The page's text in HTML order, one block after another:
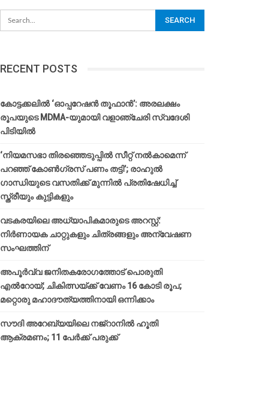
RECENT POSTS
കോട്ടക്കലിൽ ‘ഓപ്പറേഷൻ തൂഫാൻ’: അരലക്ഷം
രൂപയുടെ MDMA-യുമായി വളാഞ്ചേരി സ്വദേശി
പിടിയിൽ
‘നിയമസഭാ തിരഞ്ഞെടുപ്പിൽ സീറ്റ് നൽകാമെന്ന്
പറഞ്ഞ് കോൺഗ്രസ് പണം തട്ടി’; രാഹുൽ
ഗാന്ധിയുടെ വസതിക്ക് മുന്നിൽ പ്രതിഷേധിച്ച്
സ്ത്രീയും കുട്ടികളും
വടകരയിലെ അധ്യാപികമാരുടെ അറസ്റ്റ്:
നിർണായക ചാറ്റുകളും ചിത്രങ്ങളും അന്വേഷണ
സംഘത്തിന്
അപൂര്‍വ്വ ജനിതകരോഗത്തോട് പൊരുതി
എല്‍റോയ്; ചികിത്സയ്ക്ക് വേണം 16 കോടി രൂപ;
മറ്റൊരു മഹാദൗത്യത്തിനായി ഒന്നിക്കാം
സൗദി അറേബ്യയിലെ നജ്‌റാനില്‍ ഹൂതി
ആക്രമണം; 11 പേര്‍ക്ക് പരുക്ക്